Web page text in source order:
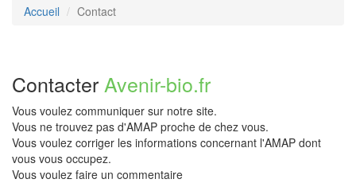
Accueil Contact
Contacter Avenir-bio.fr
Vous voulez communiquer sur notre site.
Vous ne trouvez pas d'AMAP proche de chez vous.
Vous voulez corriger les informations concernant l'AMAP dont
vous vous occupez.
Vous voulez faire un commentaire